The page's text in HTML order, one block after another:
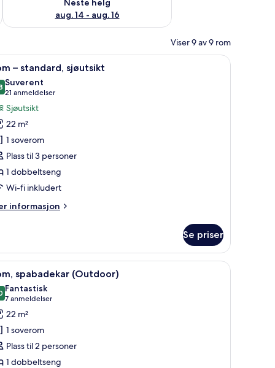
Neste helg
aug. 14 - aug. 16
Viser 9 av 9 rom
sengetøy av topp kvalitet 1 soverom, sengetøy i egyptisk bomull og
11 – standard, sjøutsikt
av 10
Suverent
21 anmeldelser
(21
anmeldelser)
Sjøutsikt
22 m²
1 soverom
Plass til 3 personer
1 dobbeltseng
Wi-fi inkludert
informasjon
Se priser
sengetøy av topp kvalitet Rom, spabadekar (Outdoor) | Privat boblebad
13 spabadekar (Outdoor)
av 10
Fantastisk
7 anmeldelser
(7
anmeldelser)
22 m²
1 soverom
Plass til 2 personer
1 dobbeltseng